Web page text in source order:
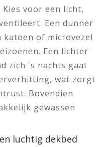
voor een licht,
Een dunner
katoen of microvezel
Een lichter
zich 's nachts gaat
wat zorgt
Bovendien
gewassen
luchtig dekbed